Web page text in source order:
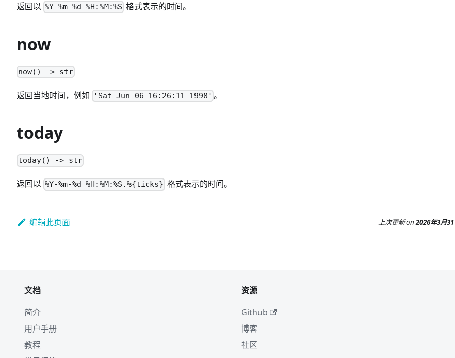
返回以 %Y-%m-%d %H:%M:%S 格式表示的时间。
now
now() -> str
返回当地时间，例如 'Sat Jun 06 16:26:11 1998' 。
today
today() -> str
返回以 %Y-%m-%d %H:%M:%S.%{ticks} 格式表示的时间。
编辑此页面 上次更新on2026年3月
文档
简介
用户手册
教程
资源
Github
博客
社区